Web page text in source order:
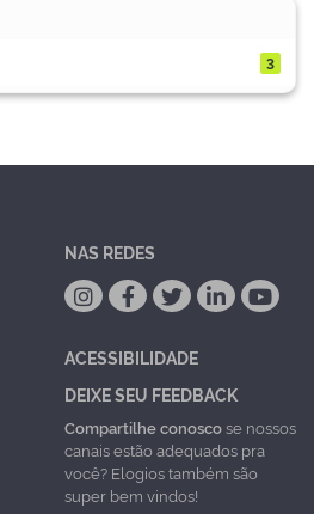
3
NAS REDES
ACESSIBILIDADE
DEIXE SEU FEEDBACK
Compartilhe conoscose nossos
canais estão adequados pra
você? Elogios também são
super bem vindos!